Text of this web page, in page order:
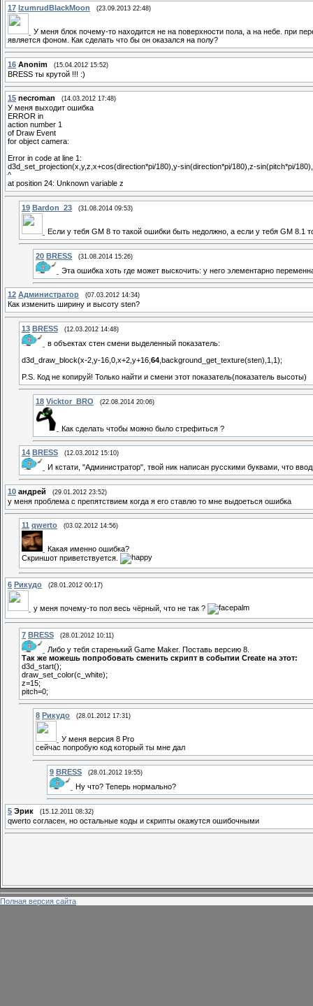
17 IzumrudBlackMoon (23.09.2013 22:48)
У меня блок почему-то находится не на поверхности пола, а на небе. при
является фоном. Как сделать что бы он оказался на полу?
16 Anonim (15.04.2012 15:52)
BRESS ты крутой !!! :)
15 necroman (14.03.2012 17:48)
У меня выходит ошибка
ERROR in
action number 1
of Draw Event
for object camera:
Error in code at line 1:
d3d_set_projection(x,y,z,x+cos(direction*pi/180),y-sin(direction*pi/180),z-sin(pitch*pi/
^
at position 24: Unknown variable z
19 Bardon_23 (31.08.2014 09:53)
Если у тебя GM 8 то такой ошибки быть недолжно, а если у тебя GM 8.1
20 BRESS (31.08.2014 15:26)
Эта ошибка хоть где может выскочить: у него элементарно
12 Администратор (07.03.2012 14:34)
Как изменить ширину и высоту sten?
13 BRESS (12.03.2012 14:48)
в объектах стен смени выделенный показатель:
d3d_draw_block(x-2,y-16,0,x+2,y+16, 64 ,background_get_texture(sten),1,1);
P.S. Код не копируй! Только найти и смени этот показатель(показатель высоты)
18 Vicktor_BRO (22.08.2014 20:06)
Как сделать чтобы можно было стрефиться ?
14 BRESS (12.03.2012 15:10)
И кстати, "Администратор", твой ник написан русскими буквами, что
10 андрей (29.01.2012 23:52)
у меня проблема с препятствием когда я его ставлю то мне выдоеться ошибка
11 qwerto (03.02.2012 14:56)
Какая именно ошибка?
Скриншот приветствуется.
6 Рикудо (28.01.2012 00:17)
у меня почему-то пол весь чёрный, что не так ?
7 BRESS (28.01.2012 10:11)
Либо у тебя старенький Game Maker. Поставь версию 8.
Так же можешь попробовать сменить скрипт в событии Create на этот:
d3d_start();
draw_set_color(c_white);
z=15;
pitch=0;
8 Рикудо (28.01.2012 17:31)
У меня версия 8 Pro
сейчас попробую код который ты мне дал
9 BRESS (28.01.2012 19:55)
Ну что? Теперь нормально?
5 Эрик (15.12.2011 08:32)
qwerto согласен, но остальные коды и скрипты окажутся ошибочными
Полная версия сайта